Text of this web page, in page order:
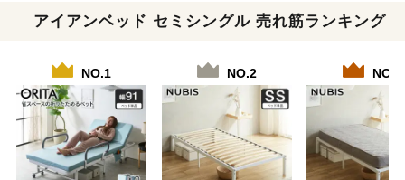
アイアンベッド セミシングル 売れ筋ランキング
NO.1 NO.2 NO.3